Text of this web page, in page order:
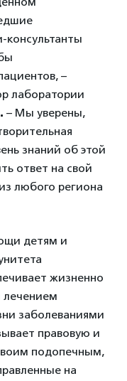
консультанты
–
лаборатории
– Мы уверены,
знаний об этой
ответ на свой
любого региона
детям и
жизненно
заболеваниями
правовую и
подопечным,
на